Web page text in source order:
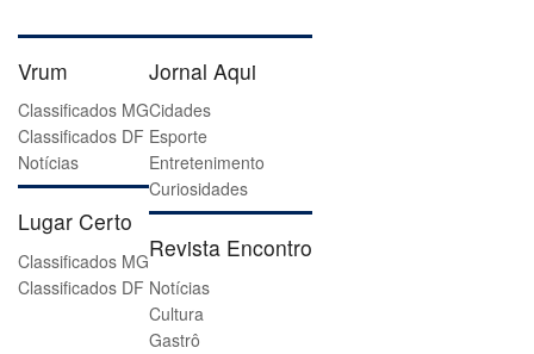
Vrum
Classificados MG
Classificados DF
Notícias
Lugar Certo
Classificados MG
Classificados DF
Jornal Aqui
Cidades
Esporte
Entretenimento
Curiosidades
Revista Encontro
Notícias
Cultura
Gastrô